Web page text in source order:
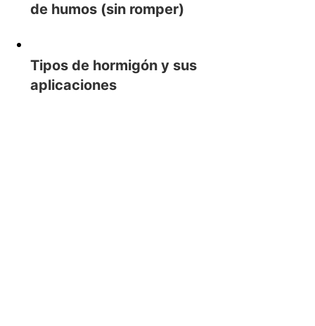
de humos (sin romper)
Tipos de hormigón y sus
aplicaciones